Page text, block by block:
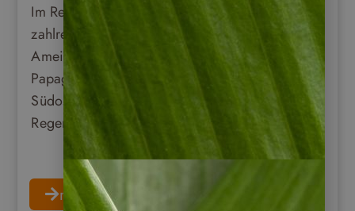
Im Regenwald von Nicaragua lassen sich
zahlreiche Tiere finden, wie Affen, Faultiere,
Ameisenbären, Frösche, Tukane, Kolibris oder
Papageien, um nur einige zu nennen. Im
Südosten des Landes liegt das größte
Regenwaldgebiet Nicaraguas.
mehr erfahren